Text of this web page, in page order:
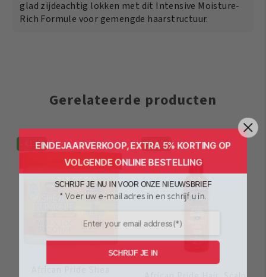
glad zijdeachtig lokken met dit Intensive Moisture-
Rich Formule voor gemengde haarstructuur.
Gerelateerde producten
1.00 -€1.00
EINDEJAARVERKOOP, EXTRA 5% KORTING OP
VOLGENDE ONLINE BESTELLING
SCHRIJF JE NU IN VOOR ONZE NIEUWSBRIEF
* Voer uw e-mailadres in en schrijf u in.
SCHRIJF JE IN